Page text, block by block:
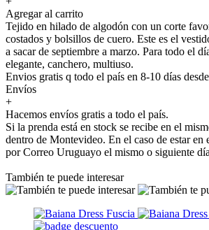
Agregar al carrito
Tejido en hilado de algodón con un corte
costados y bolsillos de cuero. Este es el
a sacar de septiembre a marzo. Para todo el
elegante, canchero, multiuso.
Envios gratis q todo el país en 8-10 días
Envíos
+
Hacemos envíos gratis a todo el país.
Si la prenda está en stock se recibe en el
dentro de Montevideo. En el caso de estar en
por Correo Uruguayo el mismo o siguiente
También te puede interesar